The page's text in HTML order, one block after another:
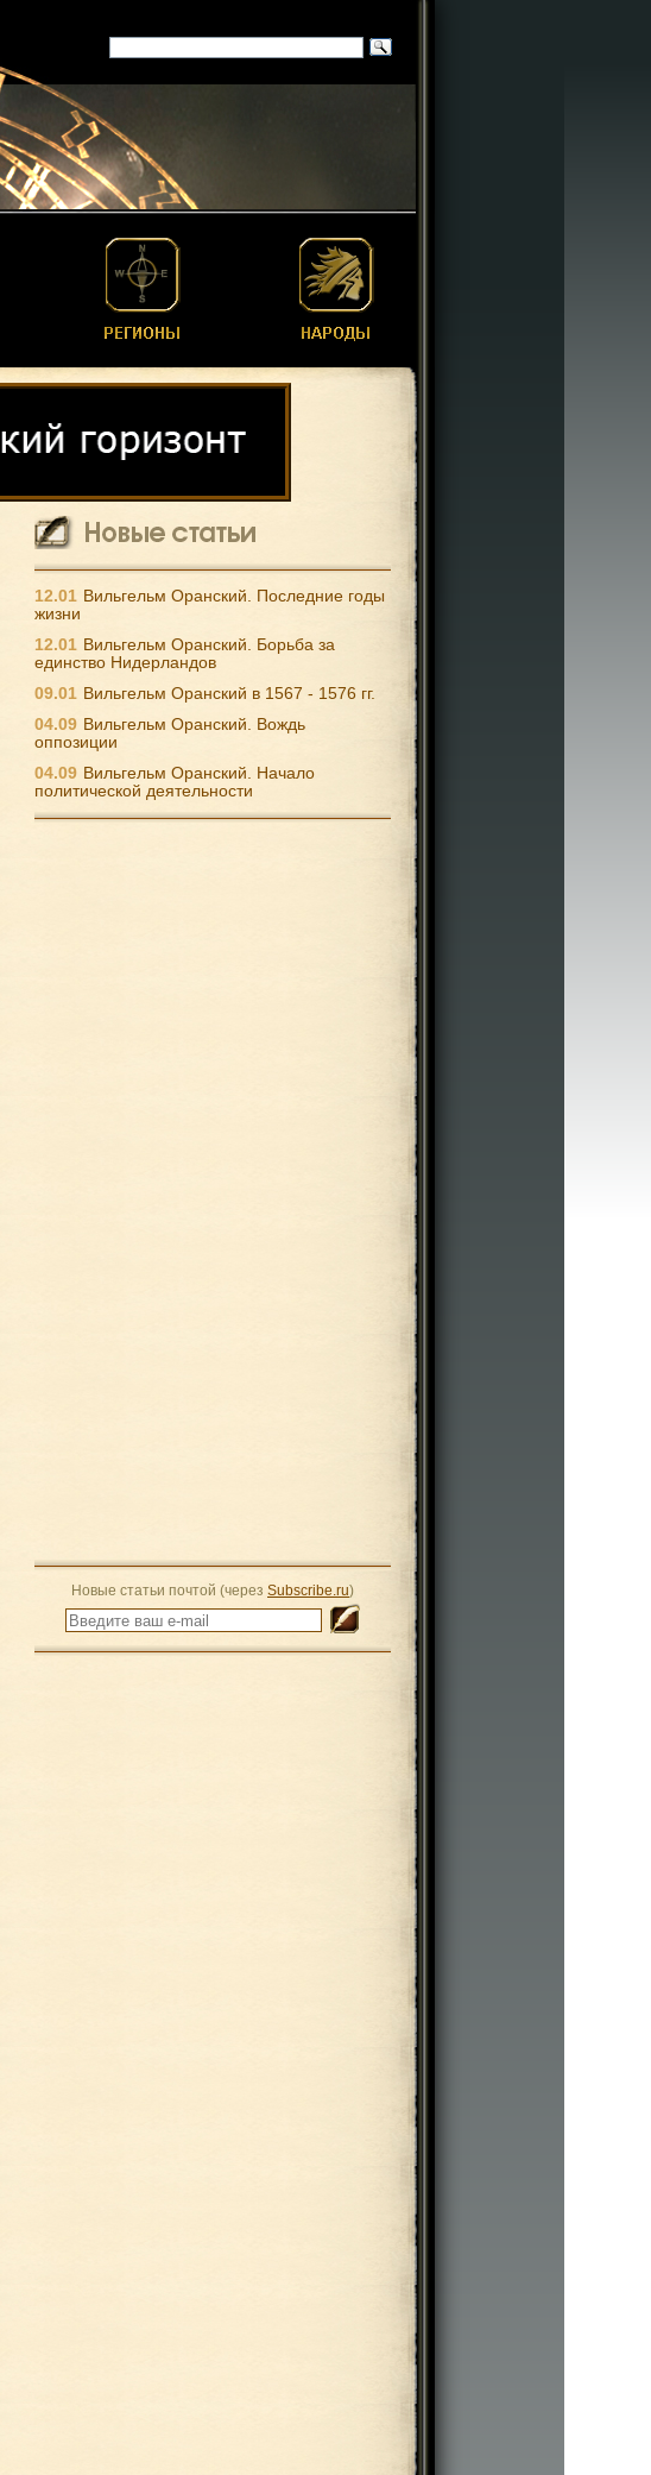
12.01 Вильгельм Оранский. Последние годы
жизни
12.01 Вильгельм Оранский. Борьба за
единство Нидерландов
09.01 Вильгельм Оранский в 1567 - 1576 гг.
04.09 Вильгельм Оранский. Вождь
оппозиции
04.09 Вильгельм Оранский. Начало
политической деятельности
Новые статьи почтой (через Subscribe.ru)